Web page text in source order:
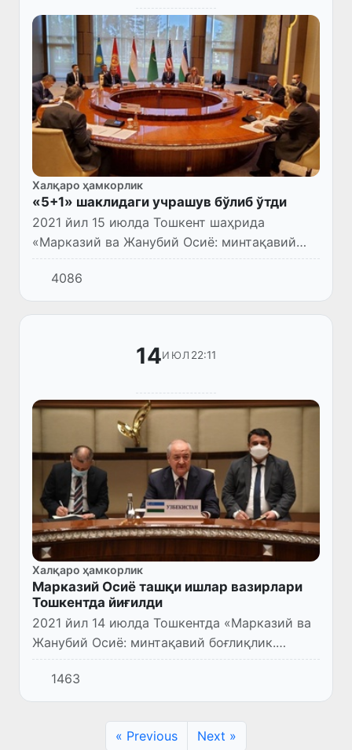
Халқаро ҳамкорлик
«5+1» шаклидаги учрашув бўлиб ўтди
2021 йил 15 июлда Тошкент шаҳрида
«Марказий ва Жанубий Осиё: минтақавий
боғлиқлик. Таҳдидлар ва имкониятлар»
мавзусидаги юқори даражали халқаро
конференция доирасида «5+1» мулоқот...
4086
14ИЮЛ 22:11
Халқаро ҳамкорлик
Марказий Осиё ташқи ишлар вазирлари
Тошкентда йиғилди
2021 йил 14 июлда Тошкентда «Марказий ва
Жанубий Осиё: минтақавий боғлиқлик.
Таҳдидлар ва имкониятлар» халқаро
конференцияси доирасида Марказий Осиё
мамлакатлари ташқи ишлар идорал...
1463
« Previous Next »